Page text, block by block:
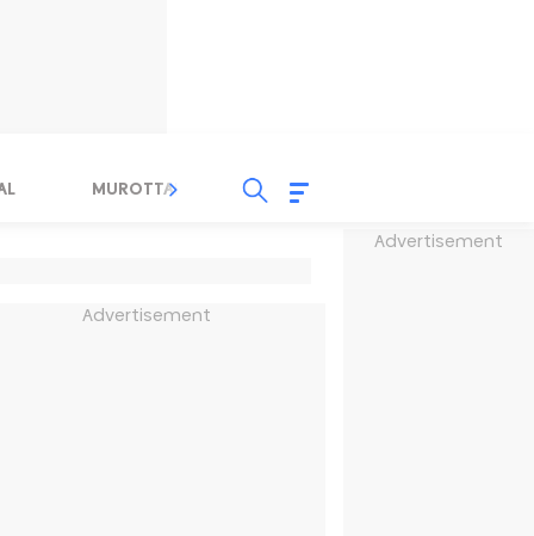
Advertisement
MUROTTAL TAUSYIAH
Advertisement